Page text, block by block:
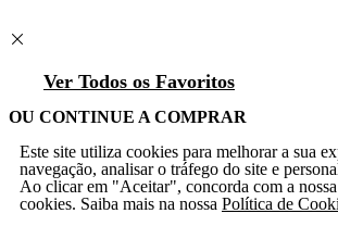
Ver Todos os Favoritos
OU CONTINUE A COMPRAR
Este site utiliza cookies para melhorar a sua
navegação, analisar o tráfego do site e
Ao clicar em "Aceitar", concorda com a
cookies. Saiba mais na nossa Política de